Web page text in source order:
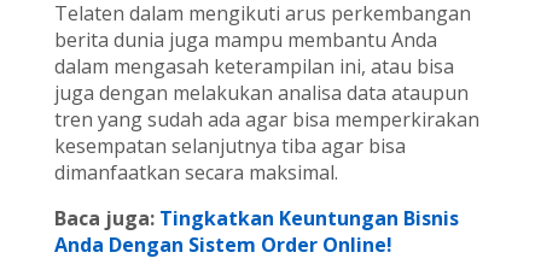
Telaten dalam mengikuti arus perkembangan
berita dunia juga mampu membantu Anda
dalam mengasah keterampilan ini, atau bisa
juga dengan melakukan analisa data ataupun
tren yang sudah ada agar bisa memperkirakan
kesempatan selanjutnya tiba agar bisa
dimanfaatkan secara maksimal.
Baca juga: Tingkatkan Keuntungan Bisnis
Anda Dengan Sistem Order Online!